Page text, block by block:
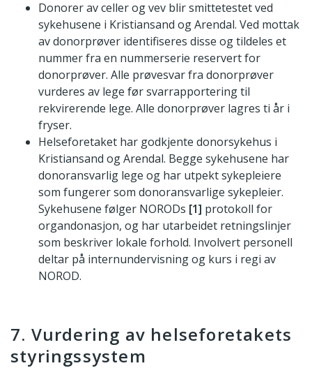
Donorer av celler og vev blir smittetestet ved
sykehusene i Kristiansand og Arendal. Ved mottak
av donorprøver identifiseres disse og tildeles et
nummer fra en nummerserie reservert for
donorprøver. Alle prøvesvar fra donorprøver
vurderes av lege før svarrapportering til
rekvirerende lege. Alle donorprøver lagres ti år i
fryser.
Helseforetaket har godkjente donorsykehus i
Kristiansand og Arendal. Begge sykehusene har
donoransvarlig lege og har utpekt sykepleiere
som fungerer som donoransvarlige sykepleier.
Sykehusene følger NORODs [1] protokoll for
organdonasjon, og har utarbeidet retningslinjer
som beskriver lokale forhold. Involvert personell
deltar på internundervisning og kurs i regi av
NOROD.
7. Vurdering av helseforetakets
styringssystem